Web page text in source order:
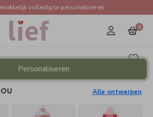
volledig te personaliseren
0
Personaliseren
Alle ontwerpen